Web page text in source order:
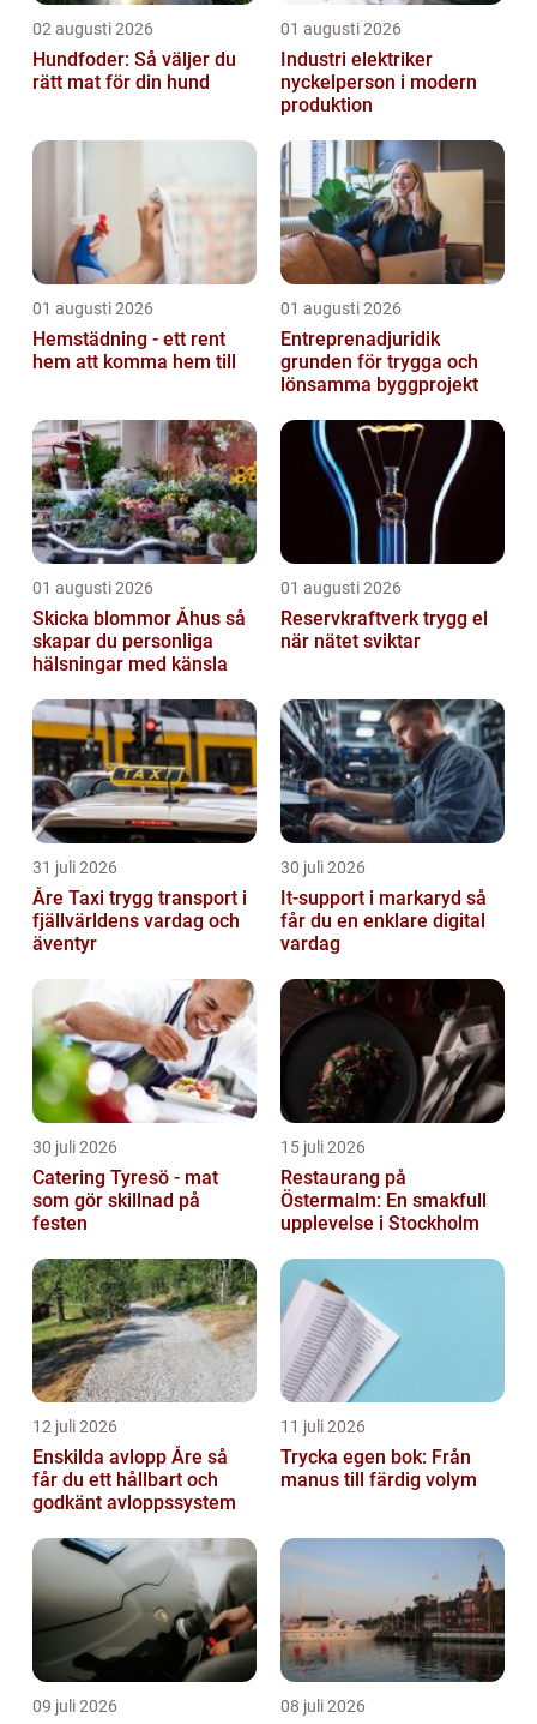
02 augusti 2026
Hundfoder: Så väljer du
rätt mat för din hund
01 augusti 2026
Industri elektriker
nyckelperson i modern
produktion
01 augusti 2026
Hemstädning - ett rent
hem att komma hem till
01 augusti 2026
Entreprenadjuridik
grunden för trygga och
lönsamma byggprojekt
01 augusti 2026
Skicka blommor Åhus så
skapar du personliga
hälsningar med känsla
01 augusti 2026
Reservkraftverk trygg el
när nätet sviktar
31 juli 2026
Åre Taxi trygg transport i
fjällvärldens vardag och
äventyr
30 juli 2026
It-support i markaryd så
får du en enklare digital
vardag
30 juli 2026
Catering Tyresö - mat
som gör skillnad på
festen
15 juli 2026
Restaurang på
Östermalm: En smakfull
upplevelse i Stockholm
12 juli 2026
Enskilda avlopp Åre så
får du ett hållbart och
godkänt avloppssystem
11 juli 2026
Trycka egen bok: Från
manus till färdig volym
09 juli 2026 08 juli 2026